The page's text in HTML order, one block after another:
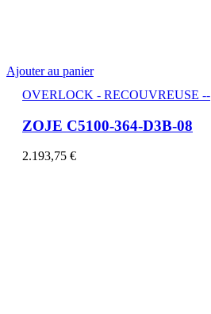
Ajouter au panier
OVERLOCK - RECOUVREUSE --
ZOJE C5100-364-D3B-08
2.193,75 €